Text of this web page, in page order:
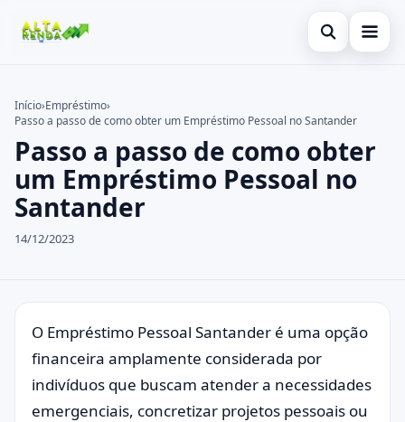
Abrir busca
Cartão de Crédito
Consignado
Conta Digital
Empréstimo
Imóvel
Legal
Buscar no site
Buscar por:
Pressione Enter para buscar ou ESC para fechar.
Início›Empréstimo›
Passo a passo de como obter um Empréstimo Pessoal no Santander
Passo a passo de como obter
um Empréstimo Pessoal no
Santander
14/12/2023
O Empréstimo Pessoal Santander é uma opção
financeira amplamente considerada por
indivíduos que buscam atender a necessidades
emergenciais, concretizar projetos pessoais ou